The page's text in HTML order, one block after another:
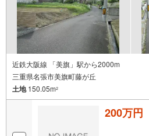
近鉄大阪線 「美旗」駅から2000m
三重県名張市美旗町藤が丘
土地150.05m2
200万円